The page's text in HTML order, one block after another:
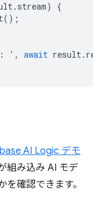
. stream)
{
();
: ' , await result.
AI Logic デモ
組み込み AI モデ
確認できます。